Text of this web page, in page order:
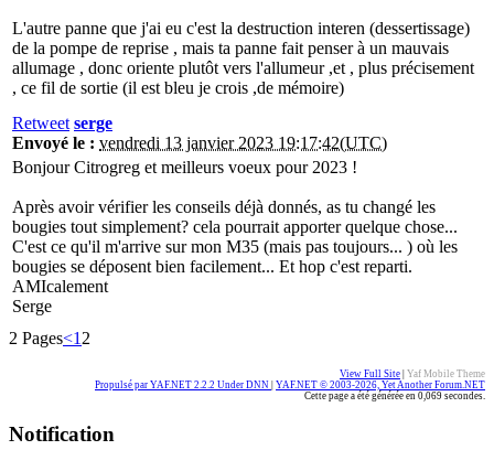
L'autre panne que j'ai eu c'est la destruction interen (dessertissage)
de la pompe de reprise , mais ta panne fait penser à un mauvais
allumage , donc oriente plutôt vers l'allumeur ,et , plus précisement
, ce fil de sortie (il est bleu je crois ,de mémoire)
Retweet serge
Envoyé le : vendredi 13 janvier 2023 19:17:42(UTC)
Bonjour Citrogreg et meilleurs voeux pour 2023 !
Après avoir vérifier les conseils déjà donnés, as tu changé les
bougies tout simplement? cela pourrait apporter quelque chose...
C'est ce qu'il m'arrive sur mon M35 (mais pas toujours... ) où les
bougies se déposent bien facilement... Et hop c'est reparti.
AMIcalement
Serge
2 Pages<1 2
View Full Site Yaf Mobile Theme
Propulsé par YAF.NET 2.2.2 Under DNN YAF.NET © 2003-2026, Yet Another Forum.NET
Cette page a été générée en 0,069 secondes.
Notification